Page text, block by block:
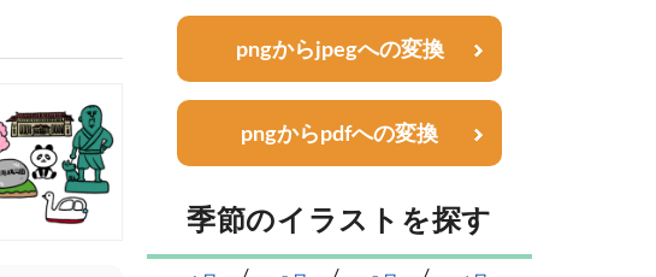
pngからjpegへの変換
pngからpdfへの変換
季節のイラストを探す